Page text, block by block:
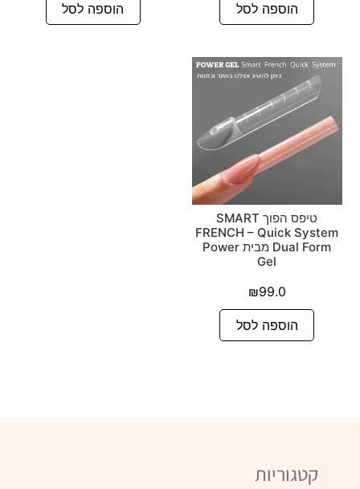
הוספה לסל הוספה לסל
טיפס הפוך SMART
FRENCH – Quick System
Dual Form מבית Power
Gel
₪99.0
הוספה לסל
קטגוריות